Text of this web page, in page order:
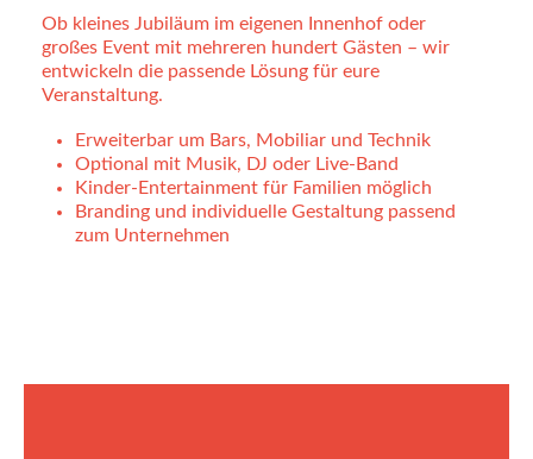
Ob kleines Jubiläum im eigenen Innenhof oder
großes Event mit mehreren hundert Gästen – wir
entwickeln die passende Lösung für eure
Veranstaltung.
Erweiterbar um Bars, Mobiliar und Technik
Optional mit Musik, DJ oder Live-Band
Kinder-Entertainment für Familien möglich
Branding und individuelle Gestaltung passend
zum Unternehmen